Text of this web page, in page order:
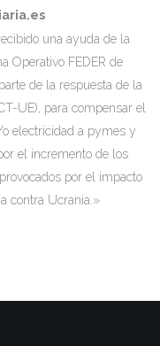
una ayuda de la
Operativo FEDER de
de la respuesta de la
UE), para compensar el
electricidad a pymes y
el incremento de los
por el impacto
contra Ucrania.»